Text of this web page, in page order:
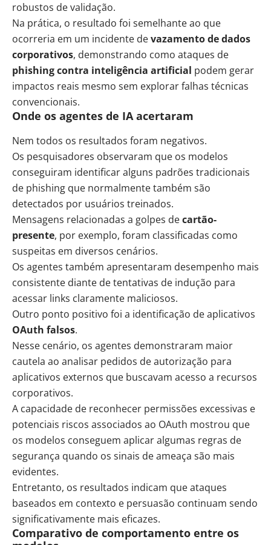
robustos de validação.
Na prática, o resultado foi semelhante ao que
ocorreria em um incidente devazamento de dados
corporativos, demonstrando como ataques de
phishing contra inteligência artificial podem gerar
impactos reais mesmo sem explorar falhas técnicas
convencionais.
Onde os agentes de IA acertaram
Nem todos os resultados foram negativos.
Os pesquisadores observaram que os modelos
conseguiram identificar alguns padrões tradicionais
de phishing que normalmente também são
detectados por usuários treinados.
Mensagens relacionadas a golpes decartão-
presente, por exemplo, foram classificadas como
suspeitas em diversos cenários.
Os agentes também apresentaram desempenho mais
consistente diante de tentativas de indução para
acessar links claramente maliciosos.
Outro ponto positivo foi a identificação de aplicativos
OAuth falsos.
Nesse cenário, os agentes demonstraram maior
cautela ao analisar pedidos de autorização para
aplicativos externos que buscavam acesso a recursos
corporativos.
A capacidade de reconhecer permissões excessivas e
potenciais riscos associados ao OAuth mostrou que
os modelos conseguem aplicar algumas regras de
segurança quando os sinais de ameaça são mais
evidentes.
Entretanto, os resultados indicam que ataques
baseados em contexto e persuasão continuam sendo
significativamente mais eficazes.
Comparativo de comportamento entre os